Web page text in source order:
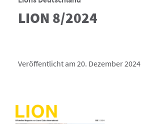
LION 8/2024
Veröffentlicht am 20. Dezember 2024